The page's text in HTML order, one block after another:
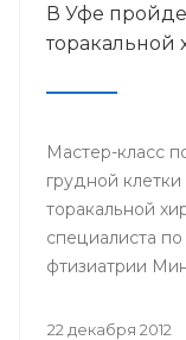
В Уфе
торакальной
Мастер-класс
грудной
торакальной
специалиста
фтизиатрии
БГМУ.
22 декабря 2012